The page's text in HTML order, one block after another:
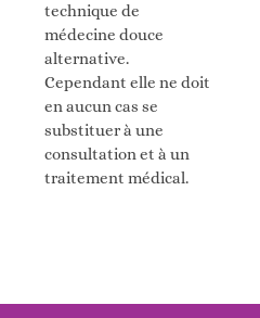
technique de
médecine douce
alternative.
Cependant elle ne doit
en aucun cas se
substituer à une
consultation et à un
traitement médical.